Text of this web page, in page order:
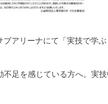
アリーナにて「実技で学
足を感じている方へ。実